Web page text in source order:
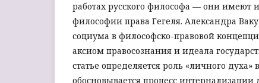
работах русского философа — они имеют
философии права Гегеля. Александра
социума в философско-правовой
аксиом правосознания и идеала
статье определяется роль «личного
обосновывается процесс